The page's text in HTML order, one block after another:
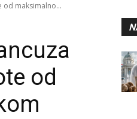
od maksimalno...
od